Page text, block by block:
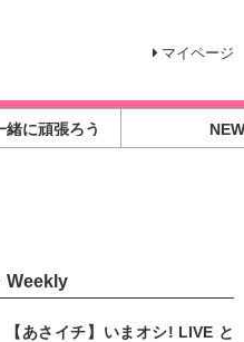
マイページ
緒に頑張ろう
Weekly
【あさイチ】いまオシ! LIVE と